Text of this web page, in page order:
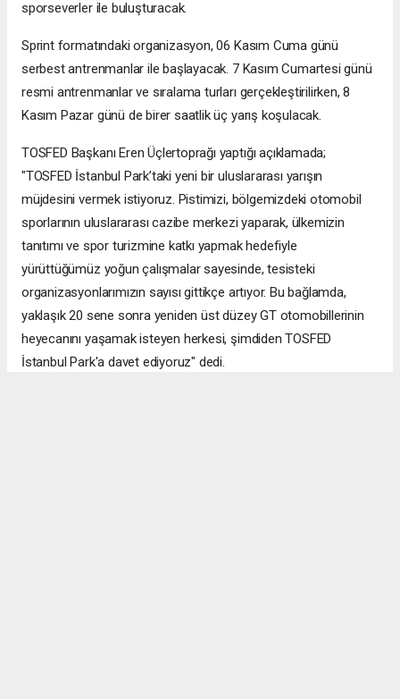
sporseverler ile buluşturacak.
Sprint formatındaki organizasyon, 06 Kasım Cuma günü
serbest antrenmanlar ile başlayacak. 7 Kasım Cumartesi günü
resmi antrenmanlar ve sıralama turları gerçekleştirilirken, 8
Kasım Pazar günü de birer saatlik üç yarış koşulacak.
TOSFED Başkanı Eren Üçlertoprağı yaptığı açıklamada;
"TOSFED İstanbul Park’taki yeni bir uluslararası yarışın
müjdesini vermek istiyoruz. Pistimizi, bölgemizdeki otomobil
sporlarının uluslararası cazibe merkezi yaparak, ülkemizin
tanıtımı ve spor turizmine katkı yapmak hedefiyle
yürüttüğümüz yoğun çalışmalar sayesinde, tesisteki
organizasyonlarımızın sayısı gittikçe artıyor. Bu bağlamda,
yaklaşık 20 sene sonra yeniden üst düzey GT otomobillerinin
heyecanını yaşamak isteyen herkesi, şimdiden TOSFED
İstanbul Park'a davet ediyoruz" dedi.